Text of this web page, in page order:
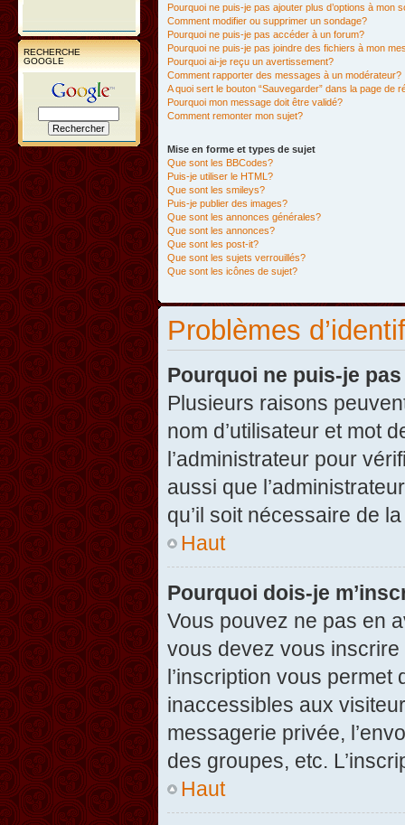
RECHERCHE
GOOGLE
Pourquoi ne puis-je pas ajouter plus d’options à mon
Comment modifier ou supprimer un sondage?
Pourquoi ne puis-je pas accéder à un forum?
Pourquoi ne puis-je pas joindre des fichiers à mon
Pourquoi ai-je reçu un avertissement?
Comment rapporter des messages à un modérateur?
A quoi sert le bouton “Sauvegarder” dans la page de
Pourquoi mon message doit être validé?
Comment remonter mon sujet?
Mise en forme et types de sujet
Que sont les BBCodes?
Puis-je utiliser le HTML?
Que sont les smileys?
Puis-je publier des images?
Que sont les annonces générales?
Que sont les annonces?
Que sont les post-it?
Que sont les sujets verrouillés?
Que sont les icônes de sujet?
Problèmes
Pourquoi ne puis-je
Plusieurs raisons
nom d’utilisateur et mot
l’administrateur pour
aussi que
qu’il soit nécessaire de
Haut
Pourquoi dois-je
Vous pouvez ne pas en
vous devez vous
l’inscription vous
inaccessibles aux
messagerie privée,
des groupes, etc.
Haut